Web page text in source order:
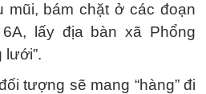
mũi, bám chặt ở các đoạn
lấy địa bàn xã Phổng
lưới”.
tượng sẽ mang “hàng” đi